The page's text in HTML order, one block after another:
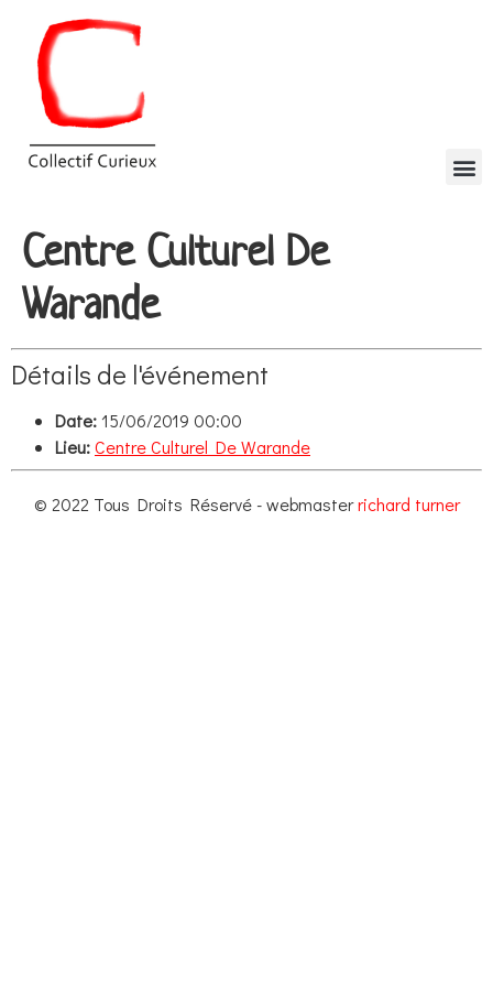
Centre Culturel De
Warande
Détails de l'événement
Date:15/06/2019 00:00
Lieu:Centre Culturel De Warande
© 2022 Tous Droits Réservé - webmasterrichard turner